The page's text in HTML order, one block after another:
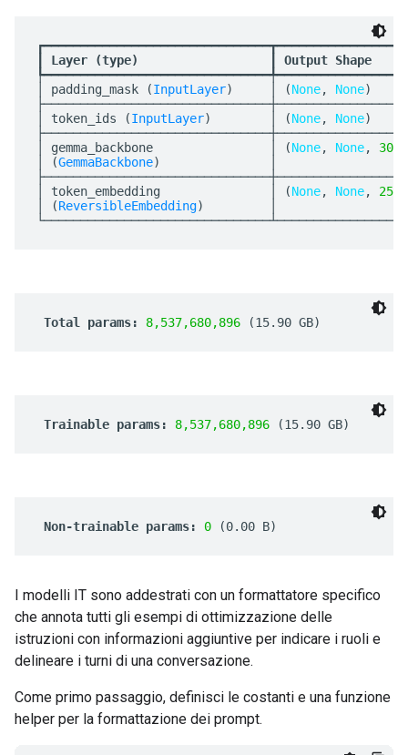
I modelli IT sono addestrati con un formattatore specifico
che annota tutti gli esempi di ottimizzazione delle
istruzioni con informazioni aggiuntive per indicare i ruoli e
delineare i turni di una conversazione.
Come primo passaggio, definisci le costanti e una funzione
helper per la formattazione dei prompt.